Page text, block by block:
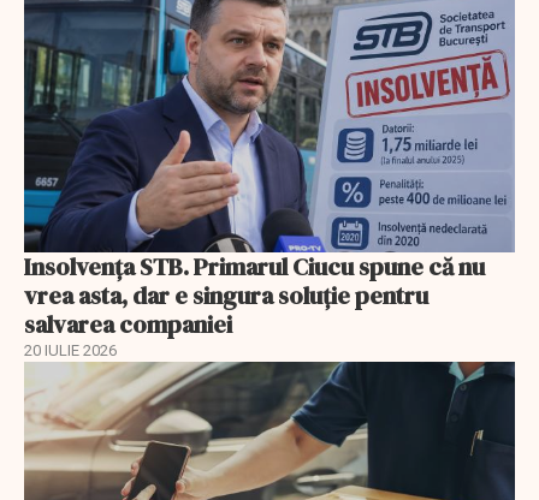
Insolvenţa STB. Primarul Ciucu spune că nu
vrea asta, dar e singura soluţie pentru
salvarea companiei
20 IULIE 2026